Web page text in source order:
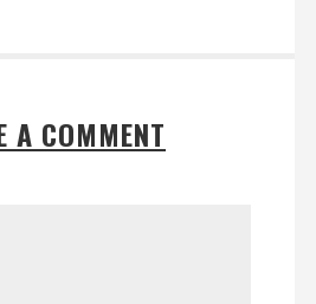
A COMMENT